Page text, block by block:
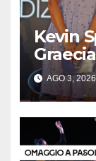
Kevin
AGO 3, 2026